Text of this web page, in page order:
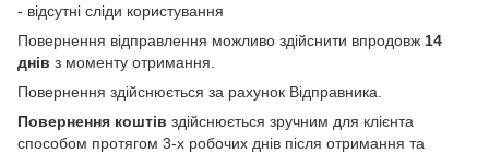
- відсутні сліди користування
Повернення відправлення можливо здійснити впродовж 14
днів з моменту отримання.
Повернення здійснюється за рахунок Відправника.
Повернення коштів здійснюється зручним для клієнта
способом протягом 3-х робочих днів після отримання та